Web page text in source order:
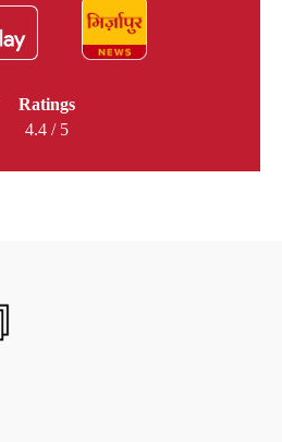
Ratings
4.4 / 5